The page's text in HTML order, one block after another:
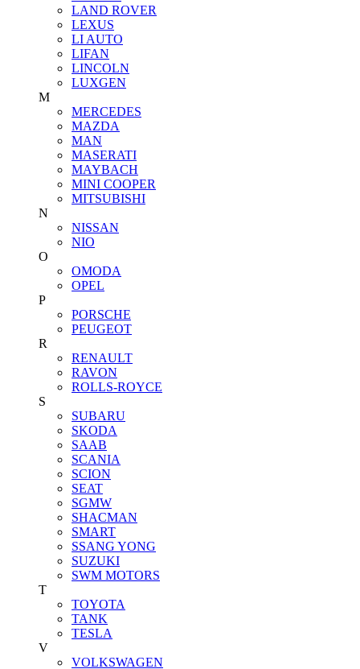
LAND ROVER
LEXUS
LI AUTO
LIFAN
LINCOLN
LUXGEN
M
MERCEDES
MAZDA
MAN
MASERATI
MAYBACH
MINI COOPER
MITSUBISHI
N
NISSAN
NIO
O
OMODA
OPEL
P
PORSCHE
PEUGEOT
R
RENAULT
RAVON
ROLLS-ROYCE
S
SUBARU
SKODA
SAAB
SCANIA
SCION
SEAT
SGMW
SHACMAN
SMART
SSANG YONG
SUZUKI
SWM MOTORS
T
TOYOTA
TANK
TESLA
V
VOLKSWAGEN